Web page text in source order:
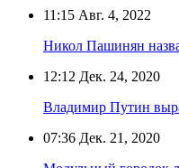
11:15 Авг. 4, 2022
Никол Пашинян
12:12 Дек. 24, 2020
Владимир Путин
07:36 Дек. 21, 2020